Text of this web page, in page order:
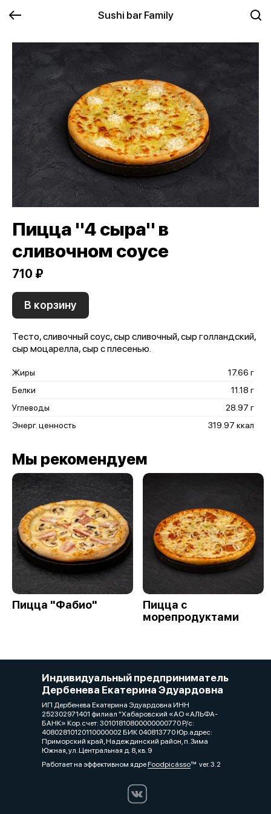
Sushi bar Family
Пицца "4 сыра" в
сливочном соусе
710 ₽
В корзину
Тесто, сливочный соус, сыр сливочный, сыр голландский,
сыр моцарелла, сыр с плесенью.
Жиры
17.66 г
Белки
11.18 г
Углеводы
28.97 г
Энерг. ценность
319.97 ккал
Мы рекомендуем
Пицца "Фабио"
Пицца с
морепродуктами
Индивидуальный предприниматель
Дербенева Екатерина Эдуардовна
ИП Дербенева Екатерина Эдуардовна ИНН
252302971401 филиал "Хабаровский «АО «АЛЬФА-
БАНК» Кор.счет: 30101810800000000770 Р/с:
40802810120110000002 БИК 040813770 Юр.адрес:
Приморский край, Надеждинский район, п. Зима
Южная, ул. Центральная д. 8, кв. 9
Работает на эффективном ядреFoodpicássover. 3.2